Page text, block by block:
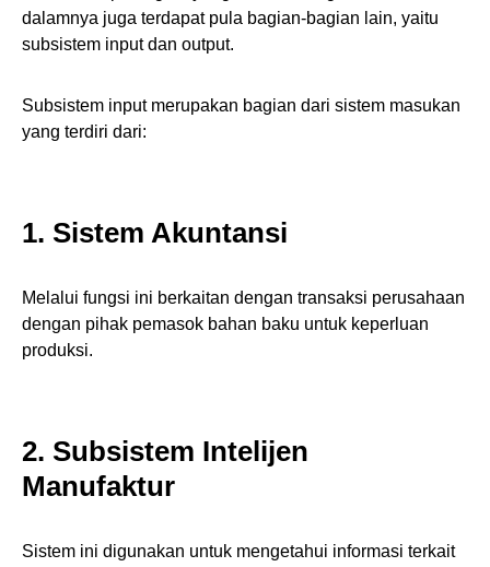
dalamnya juga terdapat pula bagian-bagian lain, yaitu
subsistem input dan output.
Subsistem input merupakan bagian dari sistem masukan
yang terdiri dari:
1. Sistem Akuntansi
Melalui fungsi ini berkaitan dengan transaksi perusahaan
dengan pihak pemasok bahan baku untuk keperluan
produksi.
2. Subsistem Intelijen
Manufaktur
Sistem ini digunakan untuk mengetahui informasi terkait